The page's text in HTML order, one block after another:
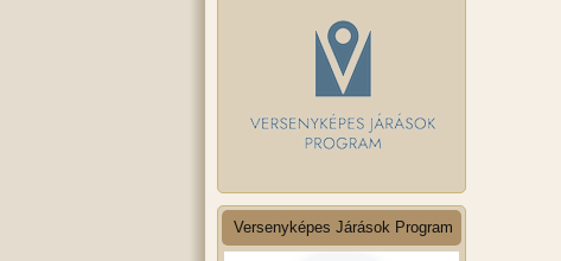
Versenyképes Járások Program